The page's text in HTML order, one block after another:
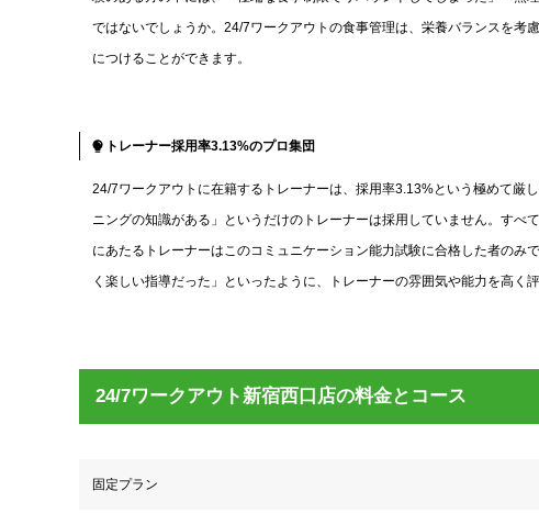
ではないでしょうか。24/7ワークアウトの食事管理は、栄養バランスを
につけることができます。
トレーナー採用率3.13%のプロ集団
24/7ワークアウトに在籍するトレーナーは、採用率3.13%という極めて厳
ニングの知識がある」というだけのトレーナーは採用していません。す
にあたるトレーナーはこのコミュニケーション能力試験に合格した者の
く楽しい指導だった」といったように、トレーナーの雰囲気や能力を高く
24/7ワークアウト新宿西口店の料金とコース
固定プラン